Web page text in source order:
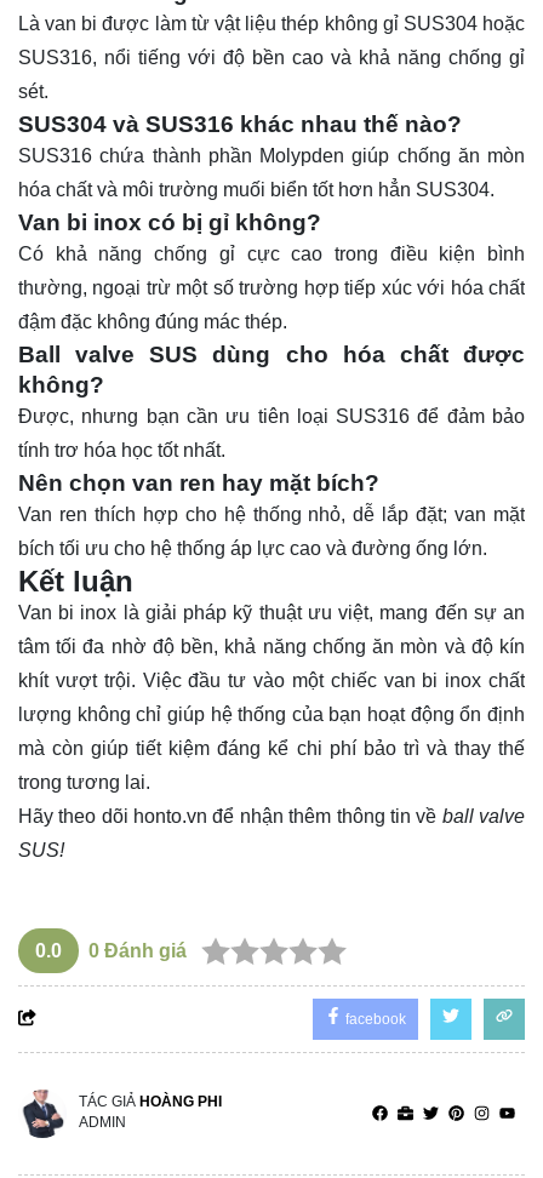
Là van bi được làm từ vật liệu thép không gỉ SUS304 hoặc
SUS316, nổi tiếng với độ bền cao và khả năng chống gỉ
sét.
SUS304 và SUS316 khác nhau thế nào?
SUS316 chứa thành phần Molypden giúp chống ăn mòn
hóa chất và môi trường muối biển tốt hơn hẳn SUS304.
Van bi inox có bị gỉ không?
Có khả năng chống gỉ cực cao trong điều kiện bình
thường, ngoại trừ một số trường hợp tiếp xúc với hóa chất
đậm đặc không đúng mác thép.
Ball valve SUS dùng cho hóa chất được
không?
Được, nhưng bạn cần ưu tiên loại SUS316 để đảm bảo
tính trơ hóa học tốt nhất.
Nên chọn van ren hay mặt bích?
Van ren thích hợp cho hệ thống nhỏ, dễ lắp đặt; van mặt
bích tối ưu cho hệ thống áp lực cao và đường ống lớn.
Kết luận
Van bi inox là giải pháp kỹ thuật ưu việt, mang đến sự an
tâm tối đa nhờ độ bền, khả năng chống ăn mòn và độ kín
khít vượt trội. Việc đầu tư vào một chiếc van bi inox chất
lượng không chỉ giúp hệ thống của bạn hoạt động ổn định
mà còn giúp tiết kiệm đáng kể chi phí bảo trì và thay thế
trong tương lai.
Hãy theo dõi honto.vn để nhận thêm thông tin về ball valve
SUS!
0.0 0 Đánh giá
facebook
TÁC GIẢ HOÀNG PHI
ADMIN